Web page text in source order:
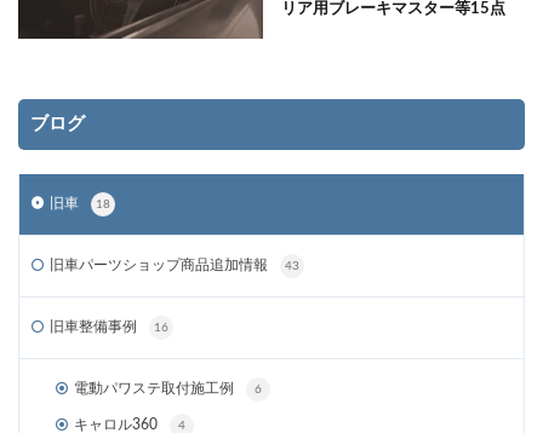
リア用ブレーキマスター等15点
ブログ
旧車 18
旧車パーツショップ商品追加情報 43
旧車整備事例 16
電動パワステ取付施工例 6
キャロル360 4